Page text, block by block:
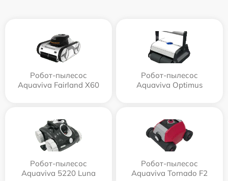
Робот-пылесос
Aquaviva Fairland X60
Робот-пылесос
Aquaviva Optimus
Робот-пылесос
Aquaviva 5220 Luna
Робот-пылесос
Aquaviva Tornado F2